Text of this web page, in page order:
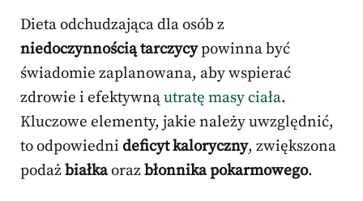
Dieta odchudzająca dla osób z
niedoczynnością tarczycypowinna być
świadomie zaplanowana, aby wspierać
zdrowie i efektywnąutratę masy ciała.
Kluczowe elementy, jakie należy uwzględnić,
to odpowiedni deficyt kaloryczny, zwiększona
podażbiałkaorazbłonnika pokarmowego.